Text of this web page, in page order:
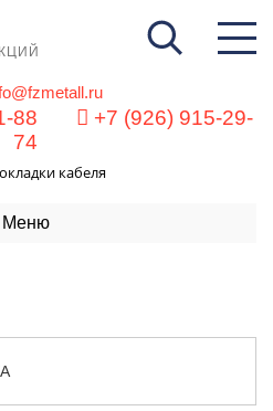
88
+7 (926) 915-29-
74
кабеля
Меню